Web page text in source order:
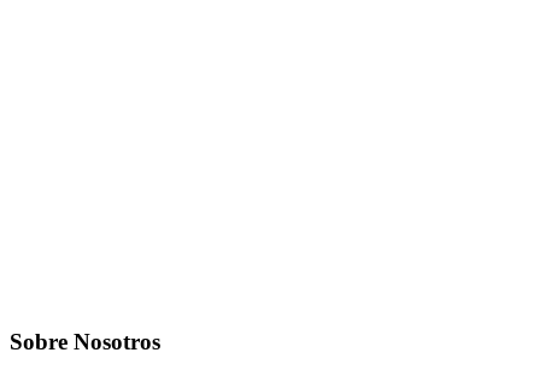
Sobre Nosotros